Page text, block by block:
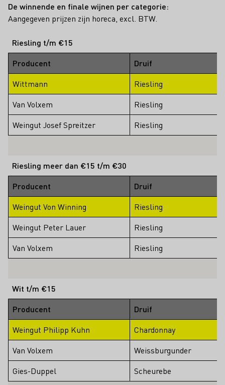
De winnende en finale wijnen per categorie:
Aangegeven prijzen zijn horeca, excl. BTW.
Riesling t/m €15
Producent
Druif
Wittmann
Riesling
Van Volxem
Riesling
Weingut Josef Spreitzer
Riesling
Riesling meer dan €15 t/m €30
Producent
Druif
Weingut Von Winning
Riesling
Weingut Peter Lauer
Riesling
Van Volxem
Riesling
Wit t/m €15
Producent
Druif
Weingut Philipp Kuhn
Chardonnay
Van Volxem
Weissburgunder
Gies-Duppel
Scheurebe